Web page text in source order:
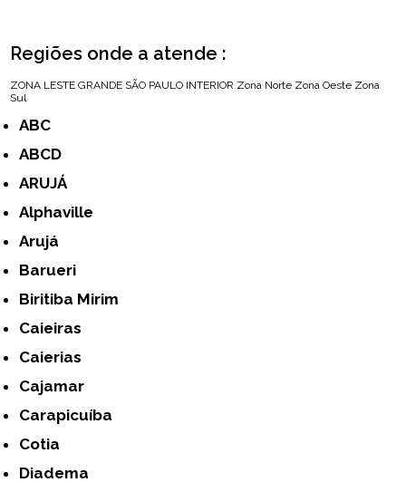
Regiões onde a atende :
ZONA LESTE GRANDE SÃO PAULO INTERIOR Zona Norte Zona Oeste Zona
Sul
ABC
ABCD
ARUJÁ
Alphaville
Arujá
Barueri
Biritiba Mirim
Caieiras
Caierias
Cajamar
Carapicuíba
Cotia
Diadema